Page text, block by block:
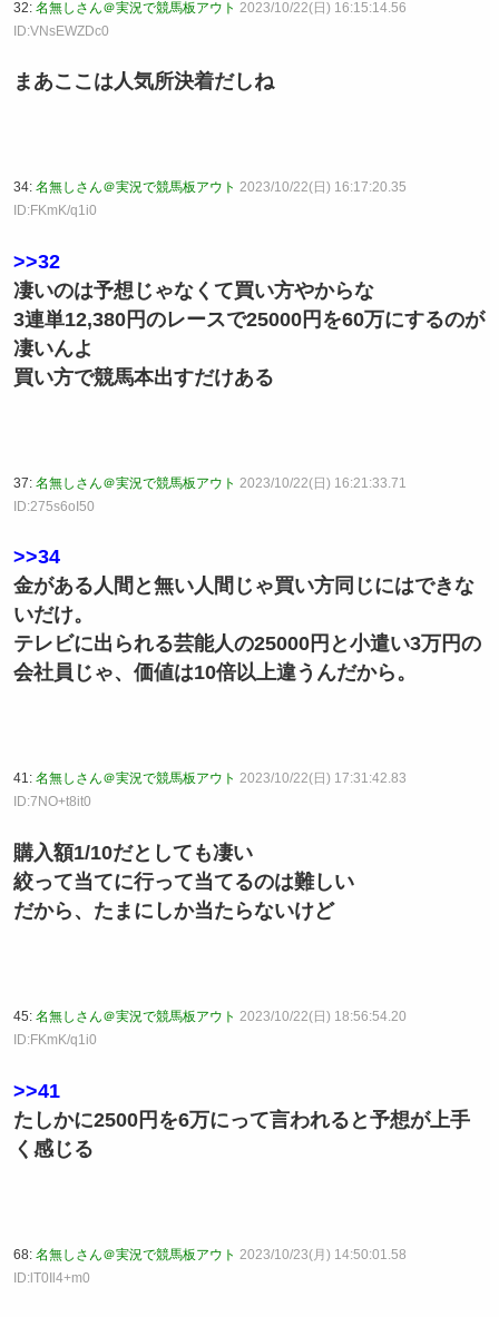
32: 名無しさん＠実況で競馬板アウト 2023/10/22(日) 16:15:14.56
ID:VNsEWZDc0
まあここは人気所決着だしね
34: 名無しさん＠実況で競馬板アウト 2023/10/22(日) 16:17:20.35
ID:FKmK/q1i0
>>32
凄いのは予想じゃなくて買い方やからな
3連単12,380円のレースで25000円を60万にするのが
凄いんよ
買い方で競馬本出すだけある
37: 名無しさん＠実況で競馬板アウト 2023/10/22(日) 16:21:33.71
ID:275s6oI50
>>34
金がある人間と無い人間じゃ買い方同じにはできな
いだけ。
テレビに出られる芸能人の25000円と小遣い3万円の
会社員じゃ、価値は10倍以上違うんだから。
41: 名無しさん＠実況で競馬板アウト 2023/10/22(日) 17:31:42.83
ID:7NO+t8it0
購入額1/10だとしても凄い
絞って当てに行って当てるのは難しい
だから、たまにしか当たらないけど
45: 名無しさん＠実況で競馬板アウト 2023/10/22(日) 18:56:54.20
ID:FKmK/q1i0
>>41
たしかに2500円を6万にって言われると予想が上手
く感じる
68: 名無しさん＠実況で競馬板アウト 2023/10/23(月) 14:50:01.58
ID:lT0Il4+m0